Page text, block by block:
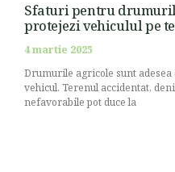
Sfaturi pentru
protejezi vehiculul pe
4 martie 2025
Drumurile agricole sunt
vehicul. Terenul accidentat,
nefavorabile pot duce la